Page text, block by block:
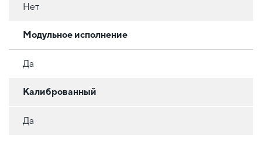
Нет
Модульное исполнение
Да
Калиброванный
Да